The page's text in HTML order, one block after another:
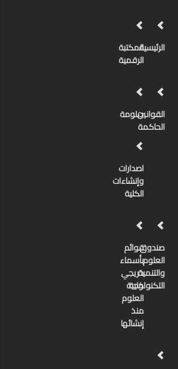
الرئيسيةالمكتبة
الرقمية
القوانين
الحاكمة
دبلومة
اصدارات
وإنشاءات
الكلية
صندوق
العلوم
والتنمية
التكنولوجية
قوائم
بأسماء
خريجي
كلية
العلوم
منذ
إنشائها